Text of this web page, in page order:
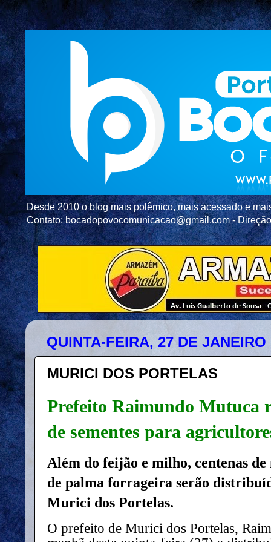
Desde 2010 o blog mais polêmico, mais acessado e
Contato: bocadopovocomunicacao@gmail.com -
QUINTA-FEIRA, 27 DE JANEIRO
MURICI DOS PORTELAS
Prefeito Raimundo Mutuca
de sementes para
Além do feijão e milho, centenas de
de palma forrageira serão
Murici dos Portelas.
O prefeito de Murici dos Portelas,